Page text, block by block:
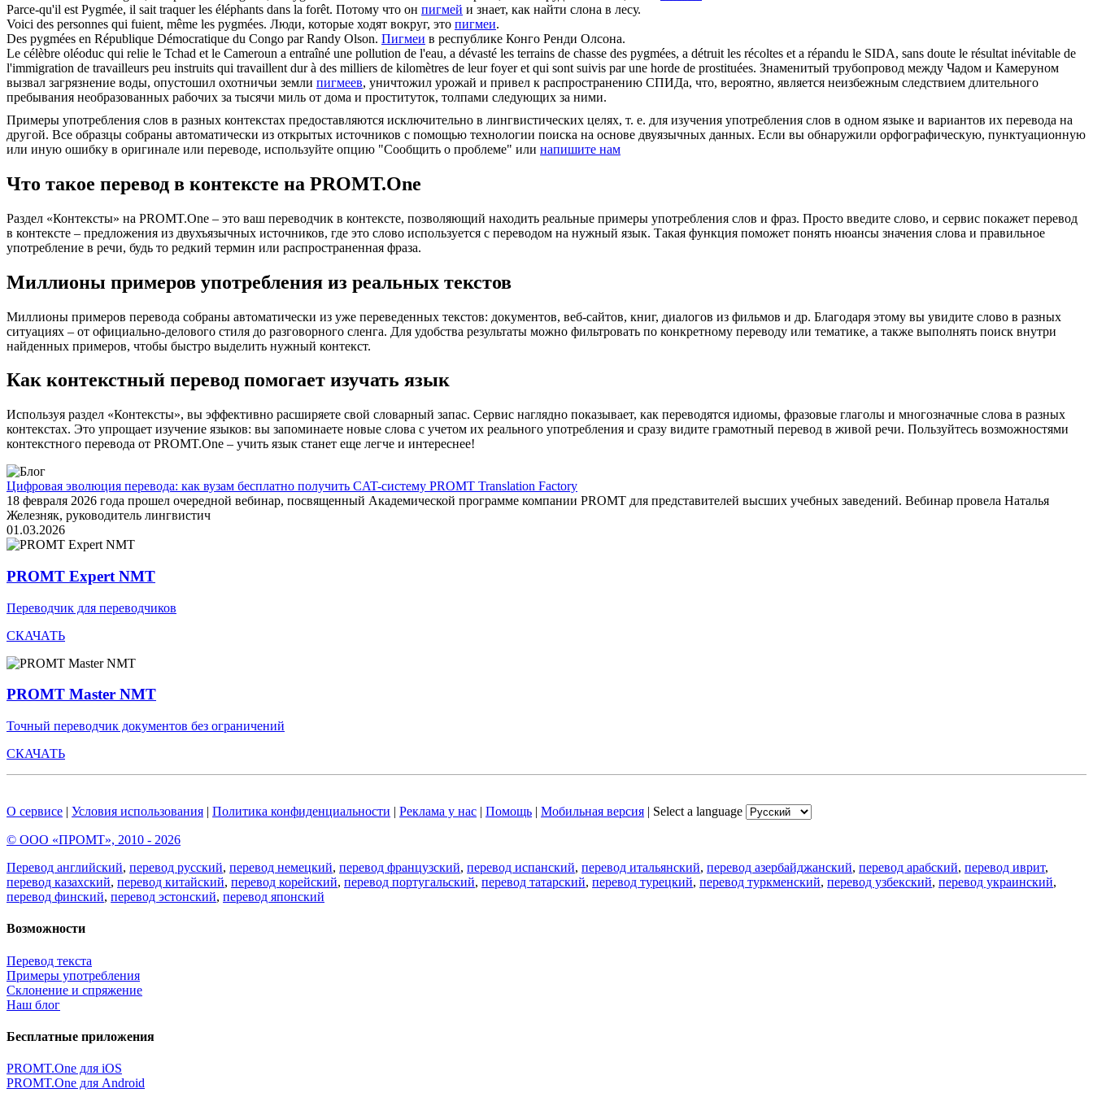
Parce-qu'il est Pygmée, il sait traquer les éléphants dans la forêt. Потому что он пигмей и знает, как найти слона в лесу.
Voici des personnes qui fuient, même les pygmées. Люди, которые ходят вокруг, это пигмеи.
Des pygmées en République Démocratique du Congo par Randy Olson. Пигмеи в республике Конго Ренди Олсона.
Le célèbre oléoduc qui relie le Tchad et le Cameroun a entraîné une pollution de l'eau, a dévasté les terrains de chasse des pygmées, a détruit les récoltes et a répandu le SIDA, sans doute le résultat inévitable de
l'immigration de travailleurs peu instruits qui travaillent dur à des milliers de kilomètres de leur foyer et qui sont suivis par une horde de prostituées. Знаменитый трубопровод между Чадом и Камеруном
вызвал загрязнение воды, опустошил охотничьи земли пигмеев, уничтожил урожай и привел к распространению СПИДа, что, вероятно, является неизбежным следствием длительного
пребывания необразованных рабочих за тысячи миль от дома и проституток, толпами следующих за ними.
Примеры употребления слов в разных контекстах предоставляются исключительно в лингвистических целях, т. е. для изучения употребления слов в одном языке и вариантов их перевода на
другой. Все образцы собраны автоматически из открытых источников с помощью технологии поиска на основе двуязычных данных. Если вы обнаружили орфографическую, пунктуационную
или иную ошибку в оригинале или переводе, используйте опцию "Сообщить о проблеме" или напишите нам
Что такое перевод в контексте на PROMT.One
Раздел «Контексты» на PROMT.One – это ваш переводчик в контексте, позволяющий находить реальные примеры употребления слов и фраз. Просто введите слово, и сервис покажет перевод
в контексте – предложения из двухъязычных источников, где это слово используется с переводом на нужный язык. Такая функция поможет понять нюансы значения слова и правильное
употребление в речи, будь то редкий термин или распространенная фраза.
Миллионы примеров употребления из реальных текстов
Миллионы примеров перевода собраны автоматически из уже переведенных текстов: документов, веб-сайтов, книг, диалогов из фильмов и др. Благодаря этому вы увидите слово в разных
ситуациях – от официально-делового стиля до разговорного сленга. Для удобства результаты можно фильтровать по конкретному переводу или тематике, а также выполнять поиск внутри
найденных примеров, чтобы быстро выделить нужный контекст.
Как контекстный перевод помогает изучать язык
Используя раздел «Контексты», вы эффективно расширяете свой словарный запас. Сервис наглядно показывает, как переводятся идиомы, фразовые глаголы и многозначные слова в разных
контекстах. Это упрощает изучение языков: вы запоминаете новые слова с учетом их реального употребления и сразу видите грамотный перевод в живой речи. Пользуйтесь возможностями
контекстного перевода от PROMT.One – учить язык станет еще легче и интереснее!
Цифровая эволюция перевода: как вузам бесплатно получить CAT-систему PROMT Translation Factory
18 февраля 2026 года прошел очередной вебинар, посвященный Академической программе компании PROMT для представителей высших учебных заведений. Вебинар провела Наталья
Железняк, руководитель лингвистич
01.03.2026
PROMT Expert NMT
Переводчик для переводчиков
СКАЧАТЬ
PROMT Master NMT
Точный переводчик документов без ограничений
СКАЧАТЬ
О сервисе | Условия использования | Политика конфиденциальности | Реклама у нас | Помощь | Мобильная версия | Select a language
© ООО «ПРОМТ», 2010 - 2026
Перевод английский, перевод русский, перевод немецкий, перевод французский, перевод испанский, перевод итальянский, перевод азербайджанский, перевод арабский, перевод иврит,
перевод казахский, перевод китайский, перевод корейский, перевод португальский, перевод татарский, перевод турецкий, перевод туркменский, перевод узбекский, перевод украинский,
перевод финский, перевод эстонский, перевод японский
Возможности
Перевод текста
Примеры употребления
Склонение и спряжение
Наш блог
Бесплатные приложения
PROMT.One для iOS
PROMT.One для Android